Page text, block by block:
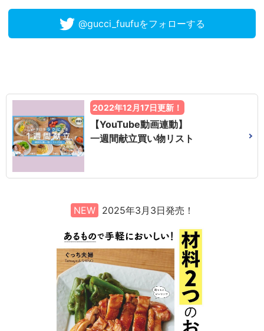
@gucci_fuufuをフォローする
2022年12月17日更新！
【YouTube動画連動】
一週間献立買い物リスト
NEW 2025年3月3日発売！